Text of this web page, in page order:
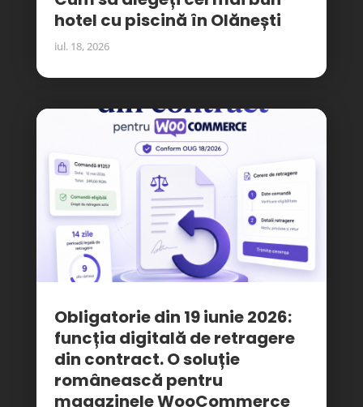
hotel cu piscină în Olănești
iul. 18, 2026
Obligatorie din 19 iunie 2026:
funcția digitală de retragere
din contract. O soluție
românească pentru
magazinele WooCommerce